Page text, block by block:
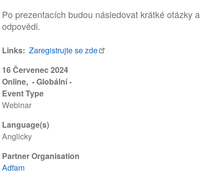
16 Červenec 2024
Online - Globální -
Event Type
Webinar
Language(s)
Anglicky
Partner Organisation
Adfam
Po prezentacích budou následovat krátké otázky a
odpovědi.
Links Zaregistrujte se zde